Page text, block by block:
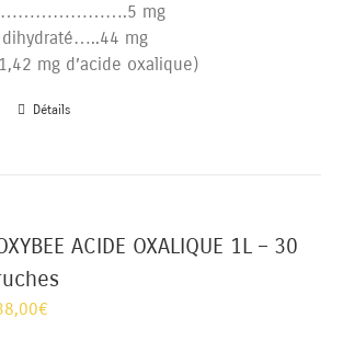
mg
mg
mg d’acide oxalique)
Détails
ACIDE OXALIQUE 1L – 30
€